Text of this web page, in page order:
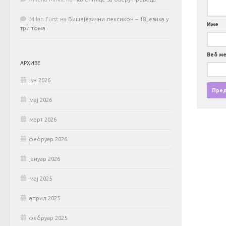
Име
Веб
Milan Fürst на Вишејезични лексикон – 18 језика у
три тома
АРХИВЕ
јун 2026
мај 2026
март 2026
фебруар 2026
јануар 2026
мај 2025
април 2025
фебруар 2025